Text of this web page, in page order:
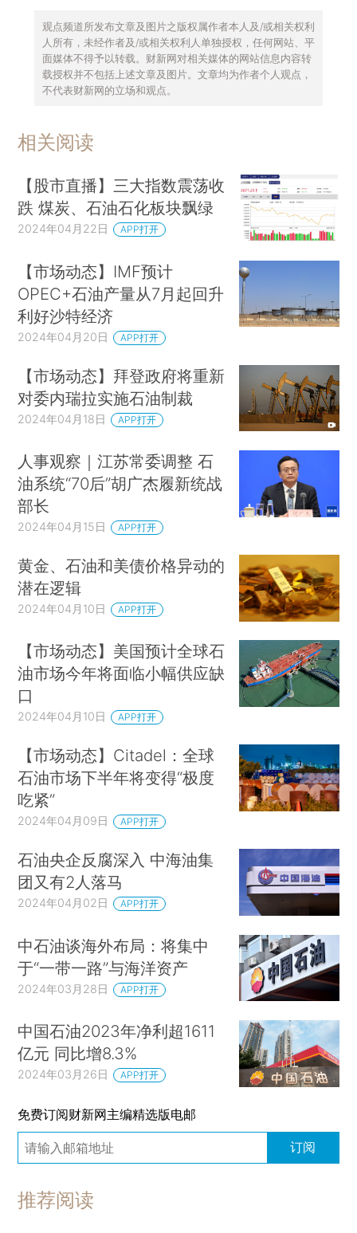
观点频道所发布文章及图片之版权属作者本人及/或相关权利
人所有，未经作者及/或相关权利人单独授权，任何网站、平
面媒体不得予以转载。财新网对相关媒体的网站信息内容转
载授权并不包括上述文章及图片。文章均为作者个人观点，
不代表财新网的立场和观点。
相关阅读
【股市直播】三大指数震荡收
跌 煤炭、石油石化板块飘绿
2024年04月22日 APP打开
【市场动态】IMF预计
OPEC+石油产量从7月起回升
利好沙特经济
2024年04月20日 APP打开
【市场动态】拜登政府将重新
对委内瑞拉实施石油制裁
2024年04月18日 APP打开
人事观察｜江苏常委调整 石
油系统“70后”胡广杰履新统战
部长
2024年04月15日 APP打开
黄金、石油和美债价格异动的
潜在逻辑
2024年04月10日 APP打开
【市场动态】美国预计全球石
油市场今年将面临小幅供应缺
口
2024年04月10日 APP打开
【市场动态】Citadel：全球
石油市场下半年将变得“极度
吃紧”
2024年04月09日 APP打开
石油央企反腐深入 中海油集
团又有2人落马
2024年04月02日 APP打开
中石油谈海外布局：将集中
于“一带一路”与海洋资产
2024年03月28日 APP打开
中国石油2023年净利超1611
亿元 同比增8.3%
2024年03月26日 APP打开
免费订阅财新网主编精选版电邮
订阅
推荐阅读